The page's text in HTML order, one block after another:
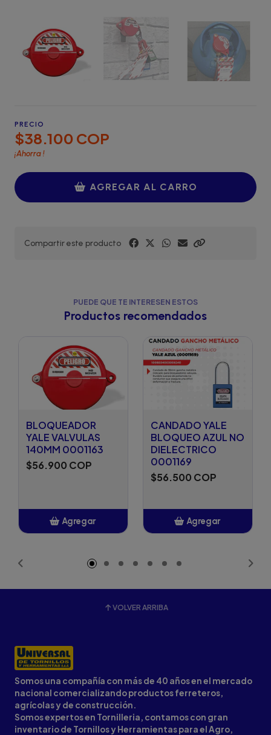
PRECIO
$38.100 COP
¡Ahorra!
AGREGAR AL CARRO
Compartir este producto
PUEDE QUE TE INTERESEN ESTOS
Productos recomendados
BLOQUEADOR
YALE VALVULAS
140MM 0001163
$56.900 COP
Agregar
CANDADO YALE
BLOQUEO AZUL NO
DIELECTRICO
0001169
$56.500 COP
Agregar
VOLVER ARRIBA
Somos una compañía con más de 40 años en el mercado
nacional comercializando productos ferreteros,
agrícolas y de construcción.
Somos expertos en Tornilleria, contamos con gran
inventario de Tornillos y Herramientas para el Agro,